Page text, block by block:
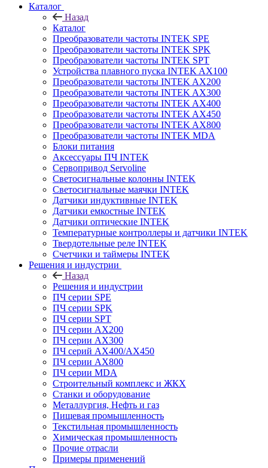
Каталог
Назад
Каталог
Преобразователи частоты INTEK SPE
Преобразователи частоты INTEK SPK
Преобразователи частоты INTEK SPT
Устройства плавного пуска INTEK AX100
Преобразователи частоты INTEK AX200
Преобразователи частоты INTEK AX300
Преобразователи частоты INTEK AX400
Преобразователи частоты INTEK AX450
Преобразователи частоты INTEK AX800
Преобразователи частоты INTEK MDA
Блоки питания
Аксессуары ПЧ INTEK
Сервопривод Servoline
Светосигнальные колонны INTEK
Светосигнальные маячки INTEK
Датчики индуктивные INTEK
Датчики емкостные INTEK
Датчики оптические INTEK
Температурные контроллеры и датчики INTEK
Твердотельные реле INTEK
Счетчики и таймеры INTEK
Решения и индустрии
Назад
Решения и индустрии
ПЧ серии SPE
ПЧ серии SPK
ПЧ серии SPT
ПЧ серии AX200
ПЧ серии AX300
ПЧ серий AX400/AX450
ПЧ серии AX800
ПЧ серии MDA
Строительный комплекс и ЖКХ
Станки и оборудование
Металлургия, Нефть и газ
Пищевая промышленность
Текстильная промышленность
Химическая промышленность
Прочие отрасли
Примеры применений